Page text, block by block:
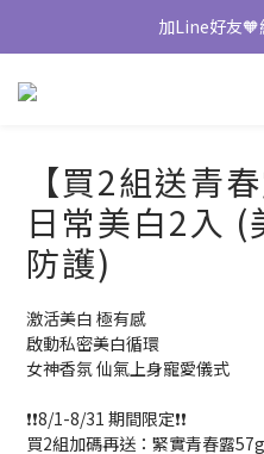
七夕限定🧡
加Line好友🧡
🧡下
【買2組送青
日常美白2入 (
防護)
激活美白 極有感
啟動私密美白循環
女神香氛 仙氣上身寵愛儀式
❗❗8/1-8/31 期間限定❗❗
買2組加碼再送：緊實青春露